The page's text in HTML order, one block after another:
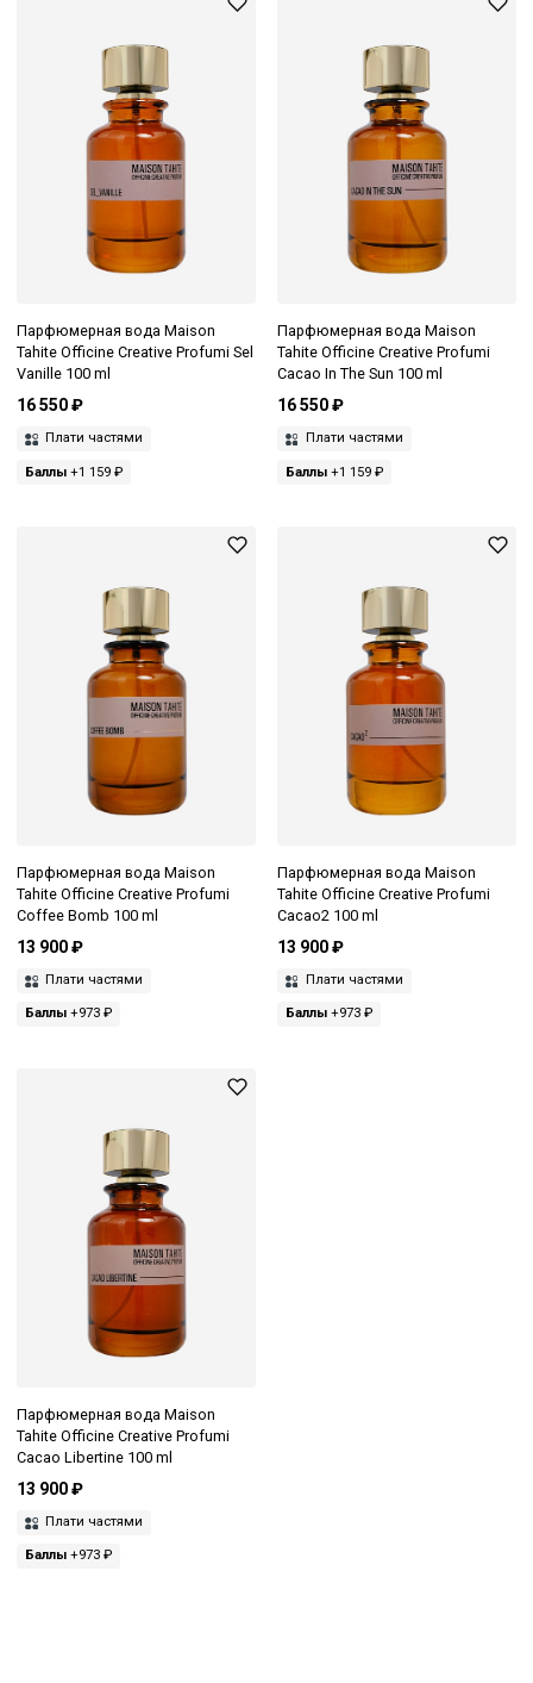
Парфюмерная вода Maison
Tahite Officine Creative Profumi Sel
Vanille 100 ml
16 550 ₽
Плати частями
Баллы +1 159 ₽
Парфюмерная вода Maison
Tahite Officine Creative Profumi
Cacao In The Sun 100 ml
16 550 ₽
Плати частями
Баллы+1 159 ₽
Парфюмерная вода Maison
Tahite Officine Creative Profumi
Coffee Bomb 100 ml
13 900 ₽
Плати частями
Баллы +973 ₽
Парфюмерная вода Maison
Tahite Officine Creative Profumi
Cacao2 100 ml
13 900 ₽
Плати частями
Баллы+973 ₽
Парфюмерная вода Maison
Tahite Officine Creative Profumi
Cacao Libertine 100 ml
13 900 ₽
Плати частями
Баллы +973 ₽